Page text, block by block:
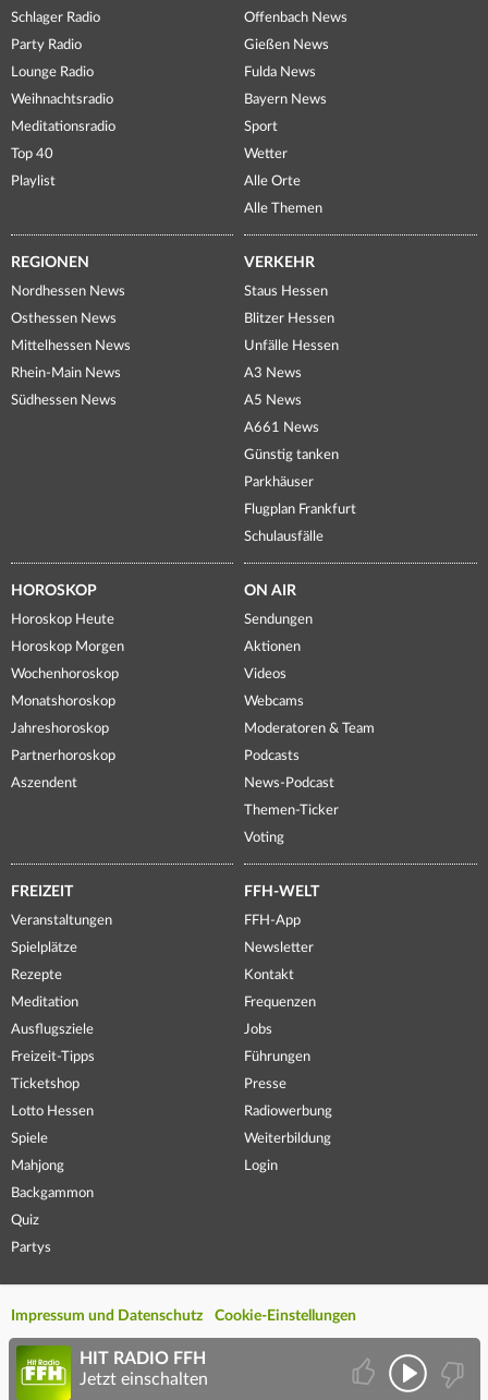
Schlager Radio
Party Radio
Lounge Radio
Weihnachtsradio
Meditationsradio
Top 40
Playlist
Offenbach News
Gießen News
Fulda News
Bayern News
Sport
Wetter
Alle Orte
Alle Themen
REGIONEN
Nordhessen News
Osthessen News
Mittelhessen News
Rhein-Main News
Südhessen News
VERKEHR
Staus Hessen
Blitzer Hessen
Unfälle Hessen
A3 News
A5 News
A661 News
Günstig tanken
Parkhäuser
Flugplan Frankfurt
Schulausfälle
HOROSKOP
Horoskop Heute
Horoskop Morgen
Wochenhoroskop
Monatshoroskop
Jahreshoroskop
Partnerhoroskop
Aszendent
ON AIR
Sendungen
Aktionen
Videos
Webcams
Moderatoren & Team
Podcasts
News-Podcast
Themen-Ticker
Voting
FREIZEIT
Veranstaltungen
Spielplätze
Rezepte
Meditation
Ausflugsziele
Freizeit-Tipps
Ticketshop
Lotto Hessen
Spiele
Mahjong
Backgammon
Quiz
Partys
FFH-WELT
FFH-App
Newsletter
Kontakt
Frequenzen
Jobs
Führungen
Presse
Radiowerbung
Weiterbildung
Login
Impressum und Datenschutz Cookie-Einstellungen
HIT RADIO FFH
Jetzt einschalten